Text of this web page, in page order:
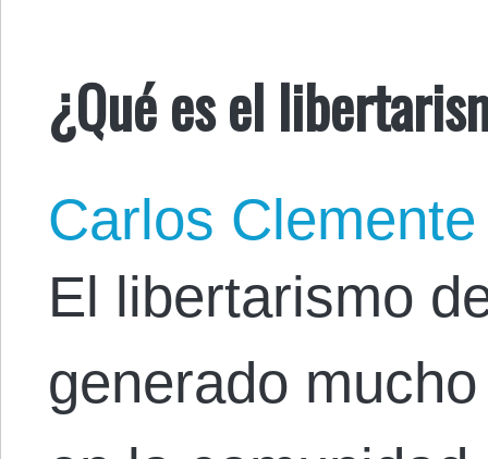
¿Qué es el
Carlos Clemente
El libertarismo
generado